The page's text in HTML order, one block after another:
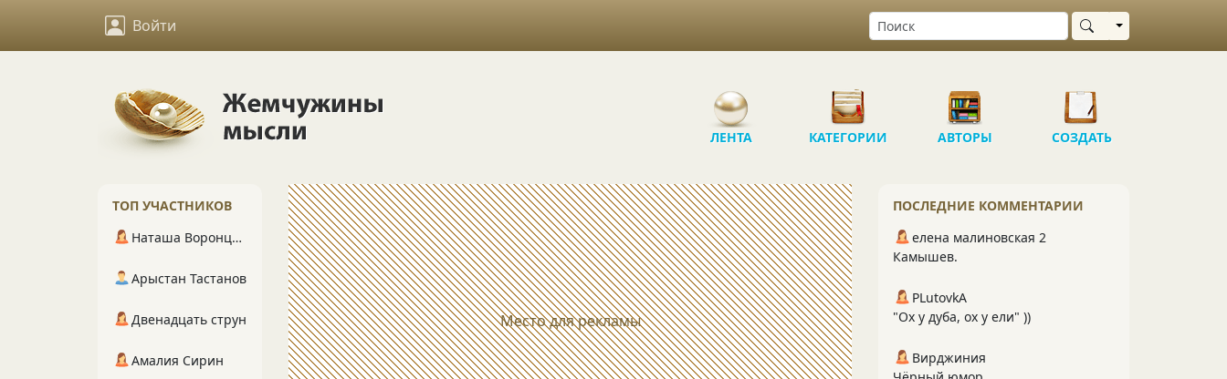
Войти Выбрать область
ЛЕНТА КАТЕГОРИИ АВТОРЫ СОЗДАТЬ
Место для рекламы
ПОСЛЕДНИЕ КОММЕНТАРИИ
елена малиновская 2
Камышев.
PLutоvkА
"Ох у дуба, ох у ели" ))
Вирджиния
ТОП УЧАСТНИКОВ
Наташа Воронцова
Арыстан Тастанов
Двенадцать струн
Амалия Сирин